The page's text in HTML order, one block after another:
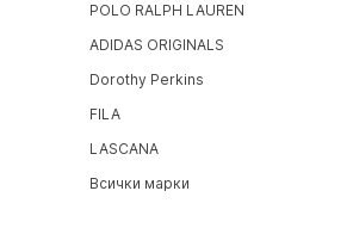
POLO RALPH LAUREN
ADIDAS ORIGINALS
Dorothy Perkins
FILA
LASCANA
Всички марки